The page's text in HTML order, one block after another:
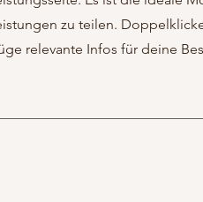
zu teilen.
relevante Infos für deine